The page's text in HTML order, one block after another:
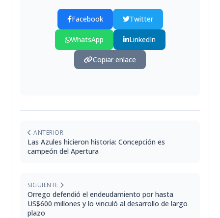
Facebook Twitter
WhatsApp LinkedIn
Copiar enlace
ANTERIOR
Las Azules hicieron historia: Concepción es
campeón del Apertura
SIGUIENTE
Orrego defendió el endeudamiento por hasta
US$600 millones y lo vinculó al desarrollo de largo
plazo